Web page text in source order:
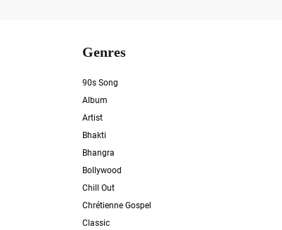
Genres
90s Song
Album
Artist
Bhakti
Bhangra
Bollywood
Chill Out
Chrétienne Gospel
Classic